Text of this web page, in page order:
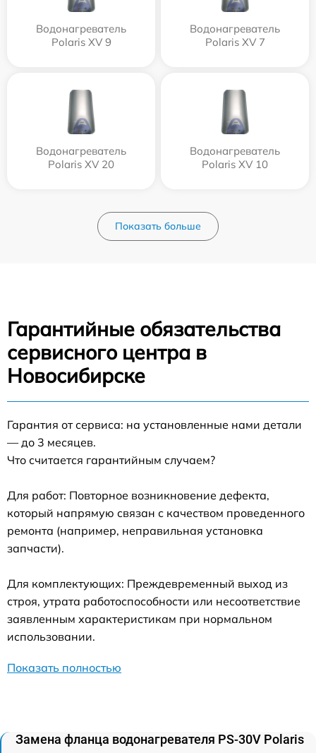
Водонагреватель
Polaris XV 9
Водонагреватель
Polaris XV 7
Водонагреватель
Polaris XV 20
Водонагреватель
Polaris XV 10
Показать больше
Гарантийные обязательства
сервисного центра в
Новосибирске
Гарантия от сервиса: на установленные нами детали
— до 3 месяцев.
Что считается гарантийным случаем?
Для работ: Повторное возникновение дефекта,
который напрямую связан с качеством проведенного
ремонта (например, неправильная установка
запчасти).
Для комплектующих: Преждевременный выход из
строя, утрата работоспособности или несоответствие
заявленным характеристикам при нормальном
использовании.
Показать полностью
Замена фланца водонагревателя PS-30V Polaris